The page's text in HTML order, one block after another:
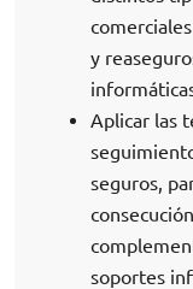
y
Aplicar las
seguros,
soportes